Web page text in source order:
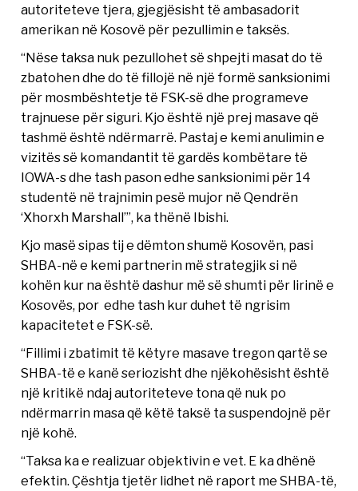
autoriteteve tjera, gjegjësisht të ambasadorit
amerikan në Kosovë për pezullimin e taksës.
“Nëse taksa nuk pezullohet së shpejti masat do të
zbatohen dhe do të fillojë në një formë sanksionimi
për mosmbështetje të FSK-së dhe programeve
trajnuese për siguri. Kjo është një prej masave që
tashmë është ndërmarrë. Pastaj e kemi anulimin e
vizitës së komandantit të gardës kombëtare të
IOWA-s dhe tash pason edhe sanksionimi për 14
studentë në trajnimin pesë mujor në Qendrën
‘Xhorxh Marshall’”, ka thënë Ibishi.
Kjo masë sipas tij e dëmton shumë Kosovën, pasi
SHBA-në e kemi partnerin më strategjik si në
kohën kur na është dashur më së shumti për lirinë e
Kosovës, por edhe tash kur duhet të ngrisim
kapacitetet e FSK-së.
“Fillimi i zbatimit të këtyre masave tregon qartë se
SHBA-të e kanë seriozisht dhe njëkohësisht është
një kritikë ndaj autoriteteve tona që nuk po
ndërmarrin masa që këtë taksë ta suspendojnë për
një kohë.
“Taksa ka e realizuar objektivin e vet. E ka dhënë
efektin. Çështja tjetër lidhet në raport me SHBA-të,